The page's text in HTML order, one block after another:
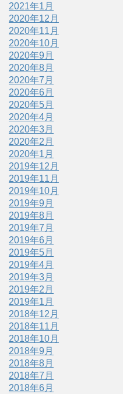
2021年1月
2020年12月
2020年11月
2020年10月
2020年9月
2020年8月
2020年7月
2020年6月
2020年5月
2020年4月
2020年3月
2020年2月
2020年1月
2019年12月
2019年11月
2019年10月
2019年9月
2019年8月
2019年7月
2019年6月
2019年5月
2019年4月
2019年3月
2019年2月
2019年1月
2018年12月
2018年11月
2018年10月
2018年9月
2018年8月
2018年7月
2018年6月